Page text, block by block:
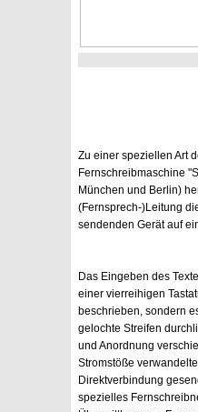
Zu einer speziellen Art
Fernschreibmaschine
München und Berlin)
(Fernsprech-)Leitung
sendenden Gerät auf
Das Eingeben des
einer vierreihigen
beschrieben, sondern
gelochte Streifen
und Anordnung
Stromstöße
Direktverbindung
spezielles